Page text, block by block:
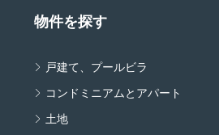
物件を探す
戸建て、プールビラ
コンドミニアムとアパート
土地